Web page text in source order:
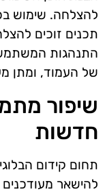
להצלחה. שימוש
תכנים זוכים
התנהגות
של העמוד, ומתן
שיפור
חדשות
תחום קידום
להישאר